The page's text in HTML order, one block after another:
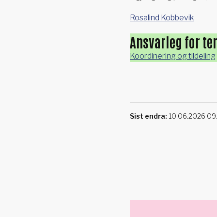
Rosalind Kobbevik
Ansvarleg for
Koordinering og tildeling
Sist endra 10.06.2026